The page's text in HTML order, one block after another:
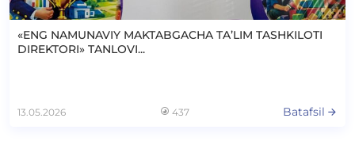
«ENG NAMUNAVIY MAKTABGACHA TA’LIM TASHKILOTI
DIREKTORI» TANLOVI...
13.05.2026 437 Batafsil